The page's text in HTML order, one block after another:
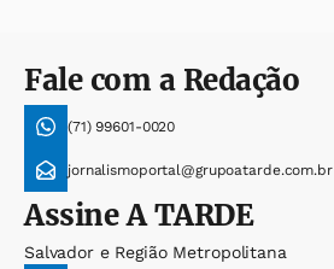
Fale com a Redação
(71) 99601-0020
jornalismoportal@grupoatarde.com.br
AssineA TARDE
Salvador e Região Metropolitana